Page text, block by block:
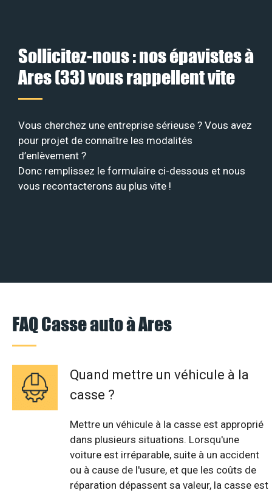
Sollicitez-nous : nos épavistes à
Ares (33) vous rappellent vite
Vous cherchez une entreprise sérieuse ? Vous avez
pour projet de connaître les modalités
d’enlèvement ?
Donc remplissez le formulaire ci-dessous et nous
vous recontacterons au plus vite !
FAQ Casse auto à Ares
Quand mettre un véhicule à la
casse ?
Mettre un véhicule à la casse est approprié
dans plusieurs situations. Lorsqu'une
voiture est irréparable, suite à un accident
ou à cause de l'usure, et que les coûts de
réparation dépassent sa valeur, la casse est